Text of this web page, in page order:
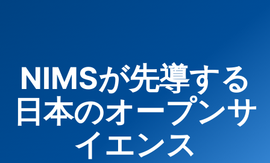
NIMSが先導する
日本のオープンサ
イエンス